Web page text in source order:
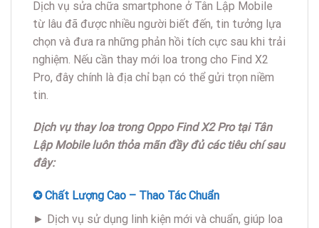
Dịch vụ sửa chữa smartphone ở Tân Lập Mobile
từ lâu đã được nhiều người biết đến, tin tưởng lựa
chọn và đưa ra những phản hồi tích cực sau khi trải
nghiệm. Nếu cần thay mới loa trong cho Find X2
Pro, đây chính là địa chỉ bạn có thể gửi trọn niềm
tin.
Dịch vụ thay loa trong Oppo Find X2 Pro tại Tân
Lập Mobile luôn thỏa mãn đầy đủ các tiêu chí sau
đây:
✪ Chất Lượng Cao – Thao Tác Chuẩn
► Dịch vụ sử dụng linh kiện mới và chuẩn, giúp loa